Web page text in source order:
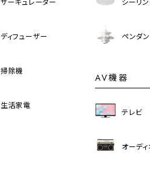
ディフューザー
掃除機
生活家電
ペンダン
AV機器
テレビ
オーデ